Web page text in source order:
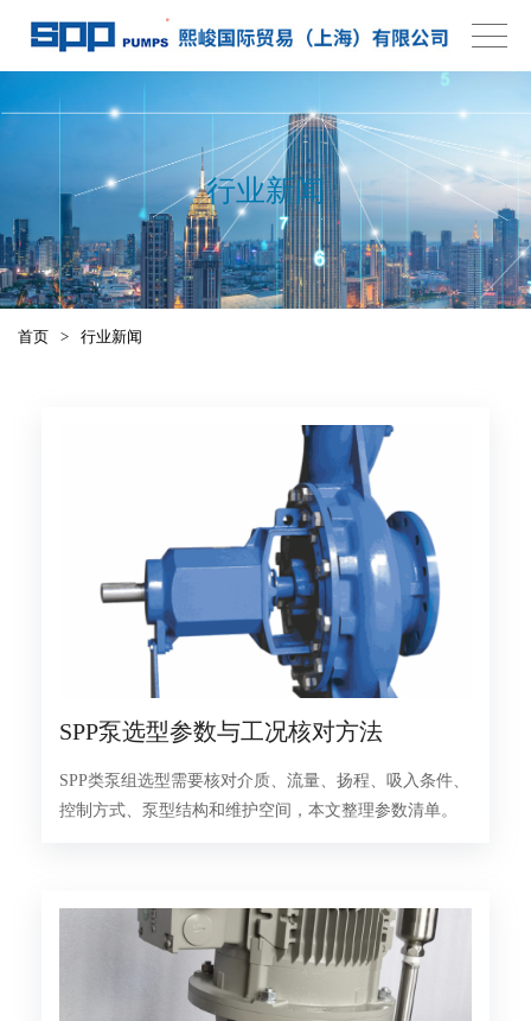
行业新闻
首页 > 行业新闻
SPP泵选型参数与工况核对方法
SPP类泵组选型需要核对介质、流量、扬程、吸入条件、
控制方式、泵型结构和维护空间，本文整理参数清单。